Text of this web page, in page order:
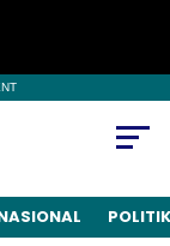
POLITIK